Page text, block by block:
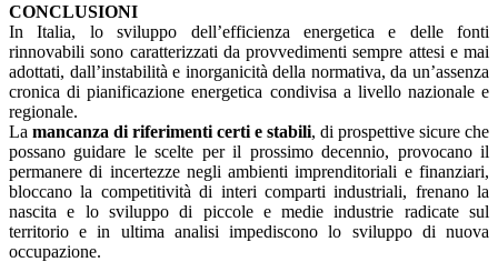
CONCLUSIONI
In Italia, lo sviluppo dell’efficienza energetica e delle fonti
rinnovabili sono caratterizzati da provvedimenti sempre attesi e mai
adottati, dall’instabilità e inorganicità della normativa, da un’assenza
cronica di pianificazione energetica condivisa a livello nazionale e
regionale.
La mancanza di riferimenti certi e stabili, di prospettive sicure che
possano guidare le scelte per il prossimo decennio, provocano il
permanere di incertezze negli ambienti imprenditoriali e finanziari,
bloccano la competitività di interi comparti industriali, frenano la
nascita e lo sviluppo di piccole e medie industrie radicate sul
territorio e in ultima analisi impediscono lo sviluppo di nuova
occupazione.